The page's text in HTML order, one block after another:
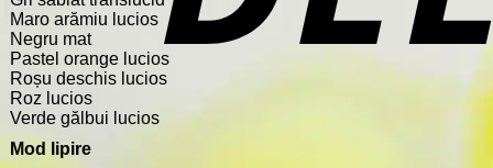
Maro arămiu lucios
Negru mat
Pastel orange lucios
Roșu deschis lucios
Roz lucios
Verde gălbui lucios
Mod lipire